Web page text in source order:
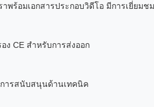
าพร้อมเอกสารประกอบวิดีโอ มีการเยี่ย
ง CE สำหรับการส่งออก
ารสนับสนุนด้านเทคนิค